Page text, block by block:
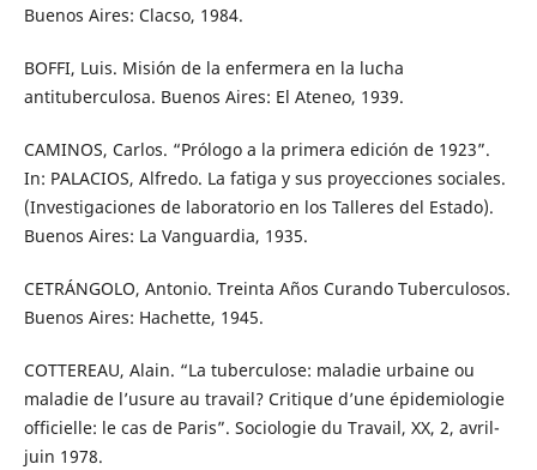
Buenos Aires: Clacso, 1984.
BOFFI, Luis. Misión de la enfermera en la lucha
antituberculosa. Buenos Aires: El Ateneo, 1939.
CAMINOS, Carlos. “Prólogo a la primera edición de 1923”.
In: PALACIOS, Alfredo. La fatiga y sus proyecciones sociales.
(Investigaciones de laboratorio en los Talleres del Estado).
Buenos Aires: La Vanguardia, 1935.
CETRÁNGOLO, Antonio. Treinta Años Curando Tuberculosos.
Buenos Aires: Hachette, 1945.
COTTEREAU, Alain. “La tuberculose: maladie urbaine ou
maladie de l’usure au travail? Critique d’une épidemiologie
officielle: le cas de Paris”. Sociologie du Travail, XX, 2, avril-
juin 1978.